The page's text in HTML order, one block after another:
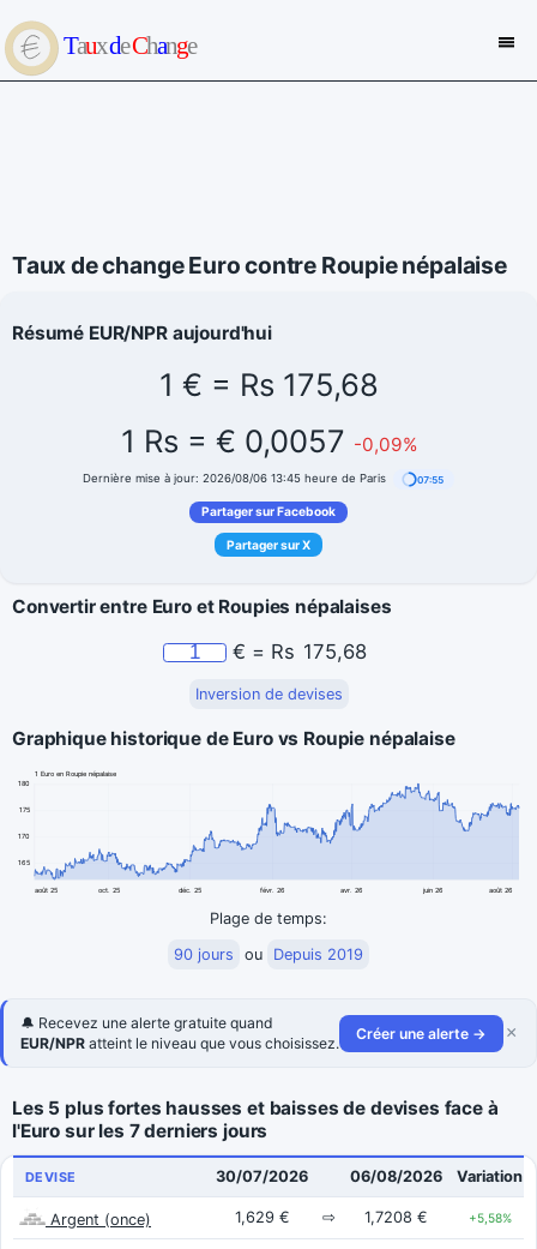
Taux de change Euro contre Roupie népalaise
Résumé EUR/NPR aujourd'hui
1 € = Rs 175,68
1 Rs = € 0,0057 -0,09%
Dernière mise à jour: 2026/08/06 13:45 heure de Paris 07:55
Partager sur Facebook
Partager sur X
Convertir entre Euro et Roupies népalaises
€ = Rs 175,68
Inversion de devises
Graphique historique de Euro vs Roupie népalaise
165
170
175
180
août 25 oct. 25 déc. 25 févr. 26 avr. 26 juin 26 août 26
1 Euro en Roupie népalaise
Plage de temps:
90 jours
ou Depuis 2019
🔔 Recevez une alerte gratuite quand
EUR/NPR atteint le niveau que vous choisissez.
Créer une alerte → ×
Les 5 plus fortes hausses et baisses de devises face à
l'Euro sur les 7 derniers jours
DEVISE 30/07/2026 06/08/2026 Variation
Argent (once) 1,629 € ⇨ 1,7208 € +5,58%